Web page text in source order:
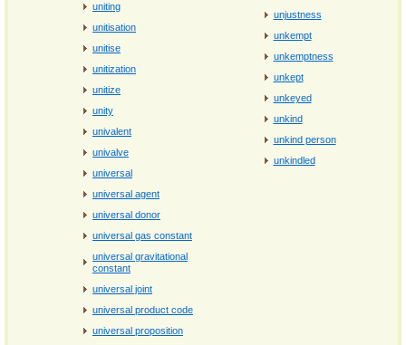
uniting
unitisation
unitise
unitization
unitize
unity
univalent
univalve
universal
universal agent
universal donor
universal gas constant
universal gravitational
constant
universal joint
universal product code
universal proposition
unjustness
unkempt
unkemptness
unkept
unkeyed
unkind
unkind person
unkindled